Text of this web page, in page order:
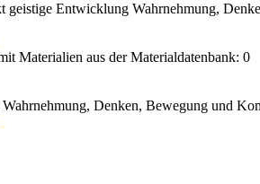
geistige Entwicklung Wahrnehmung,
Materialien aus der Materialdatenbank: 0
Denken, Bewegung und